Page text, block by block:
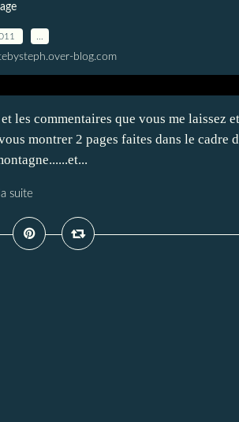
blog.com
les commentaires que vous me laissez
montrer 2 pages faites dans le cadre
suite